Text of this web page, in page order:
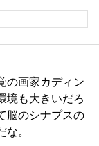
の画家カディン
境も大きいだろ
脳のシナプスの
。